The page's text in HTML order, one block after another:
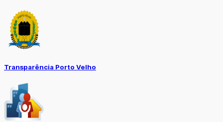
Transparência Porto Velho